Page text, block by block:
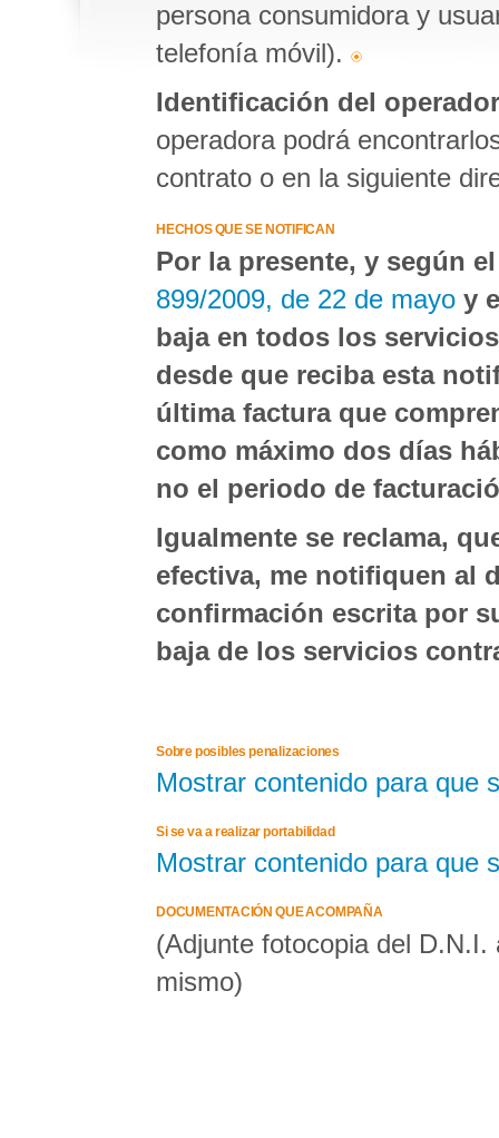
persona consumidora y
telefonía móvil).
Identificación del
operadora podrá
contrato o en la siguiente
HECHOS QUE SE NOTIFICAN
Por la presente, y según
899/2009, de 22 de mayo y
baja en todos los
desde que reciba esta
última factura que
como máximo dos días
no el periodo de
Igualmente se reclama,
efectiva, me notifiquen al
confirmación escrita por
baja de los servicios
Sobre posibles penalizaciones
Mostrar contenido para que
Si se va a realizar portabilidad
Mostrar contenido para que
DOCUMENTACIÓN QUE ACOMPAÑA
(Adjunte fotocopia del
mismo)